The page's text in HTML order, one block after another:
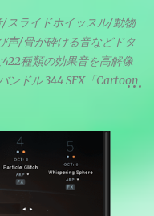
/スライドホイッスル/動物
声/骨が砕ける音などドタ
種類の効果音を高解像
ンドル 344 SFX「Cartoon